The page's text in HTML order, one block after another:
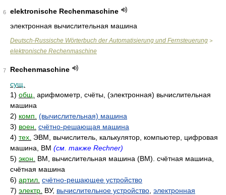
6
elektronische Rechenmaschine
электронная вычислительная машина
Deutsch-Russische Wörterbuch der Automatisierung und Fernsteuerung >
elektronische Rechenmaschine
7
Rechenmaschine
сущ.
1) общ. арифмометр, счёты, (электронная) вычислительная
машина
2) комп. (вычислительная) машина
3) воен. счётно-решающая машина
4) тех. ЭВМ, вычислитель, калькулятор, компьютер, цифровая
машина, ВМ (см. также Rechner)
5) экон.
ВМ, вычислительная машина (ВМ). счётная машина,
счётная машина
6) артил. счётно-решающее устройство
7) электр. ВУ, вычислительное устройство электронная